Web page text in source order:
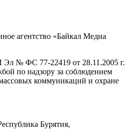
агентство «Байкал Медиа
№ ФС 77-22419 от 28.11.2005 г.
по надзору за соблюдением
массовых коммуникаций и охране
Бурятия,